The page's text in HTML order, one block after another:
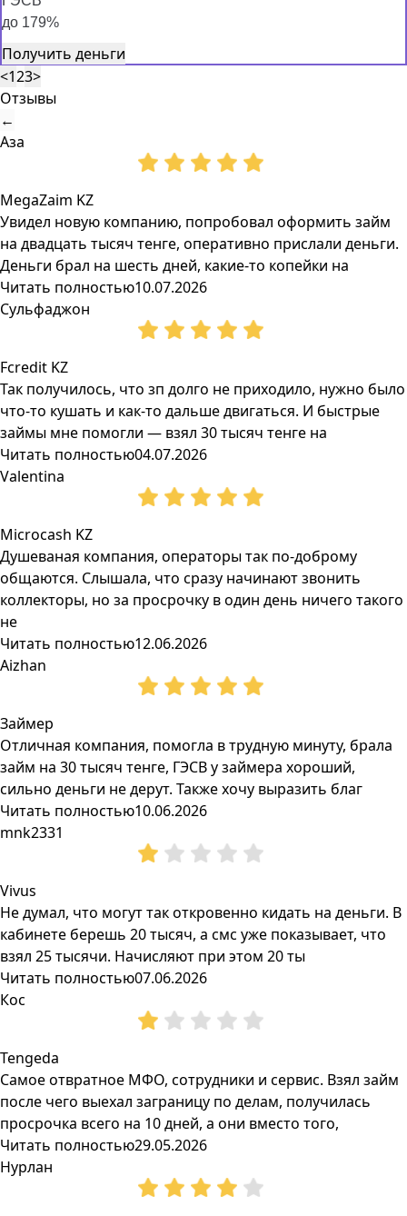
до 179%
Получить деньги
<123>
Отзывы
←
Аза
MegaZaim KZ
Увидел новую компанию, попробовал оформить займ
на двадцать тысяч тенге, оперативно прислали деньги.
Деньги брал на шесть дней, какие-то копейки на
Читать полностью10.07.2026
Сульфаджон
Fcredit KZ
Так получилось, что зп долго не приходило, нужно было
что-то кушать и как-то дальше двигаться. И быстрые
займы мне помогли — взял 30 тысяч тенге на
Читать полностью04.07.2026
Valentina
Microcash KZ
Душеваная компания, операторы так по-доброму
общаются. Слышала, что сразу начинают звонить
коллекторы, но за просрочку в один день ничего такого
не
Читать полностью12.06.2026
Aizhan
Займер
Отличная компания, помогла в трудную минуту, брала
займ на 30 тысяч тенге, ГЭСВ у займера хороший,
сильно деньги не дерут. Также хочу выразить благ
Читать полностью10.06.2026
mnk2331
Vivus
Не думал, что могут так откровенно кидать на деньги. В
кабинете берешь 20 тысяч, а смс уже показывает, что
взял 25 тысячи. Начисляют при этом 20 ты
Читать полностью07.06.2026
Кос
Tengeda
Самое отвратное МФО, сотрудники и сервис. Взял займ
после чего выехал заграницу по делам, получилась
просрочка всего на 10 дней, а они вместо того,
Читать полностью29.05.2026
Нурлан